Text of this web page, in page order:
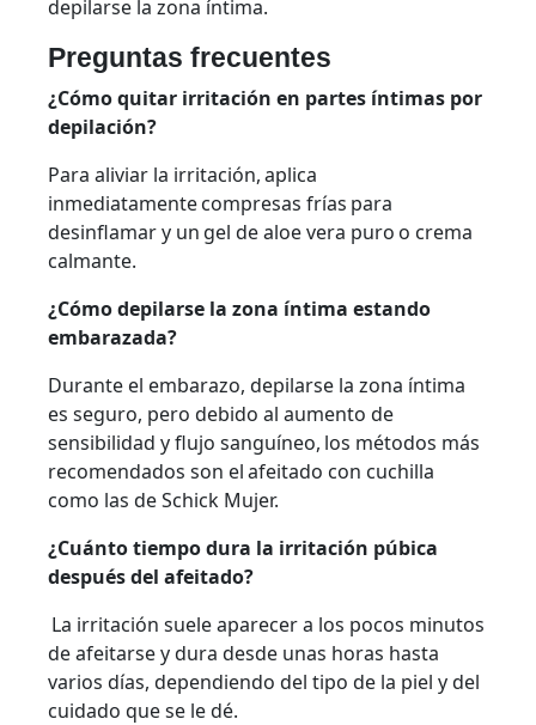
depilarse la zona íntima.
Preguntas frecuentes
¿Cómo quitar irritación en partes íntimas por
depilación?
Para aliviar la irritación, aplica
inmediatamente compresas frías para
desinflamar y un gel de aloe vera puro o crema
calmante.
¿Cómo depilarse la zona íntima estando
embarazada?
Durante el embarazo, depilarse la zona íntima
es seguro, pero debido al aumento de
sensibilidad y flujo sanguíneo, los métodos más
recomendados son el afeitado con cuchilla
como las de Schick Mujer.
¿Cuánto tiempo dura la irritación púbica
después del afeitado?
La irritación suele aparecer a los pocos minutos
de afeitarse y dura desde unas horas hasta
varios días, dependiendo del tipo de la piel y del
cuidado que se le dé.